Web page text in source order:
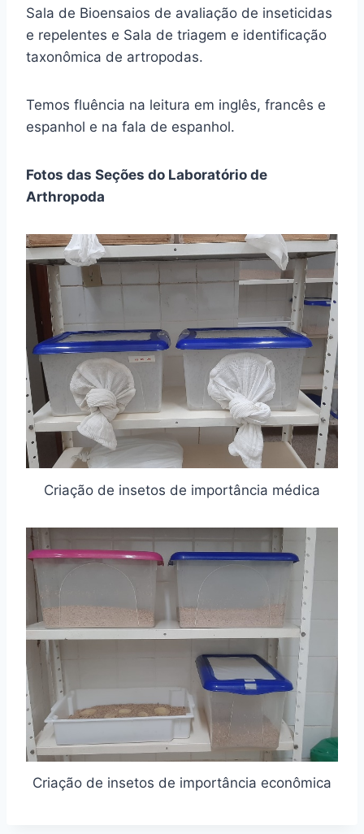
Sala de Bioensaios de avaliação de inseticidas
e repelentes e Sala de triagem e identificação
taxonômica de artropodas.
Temos fluência na leitura em inglês, francês e
espanhol e na fala de espanhol.
Fotos das Seções do Laboratório de
Arthropoda
Criação de insetos de importância médica
Criação de insetos de importância econômica